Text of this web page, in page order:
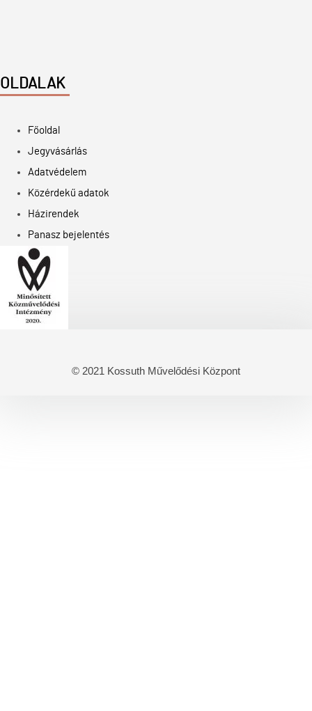
OLDALAK
Főoldal
Jegyvásárlás
Adatvédelem
Közérdekű adatok
Házirendek
Panasz bejelentés
© 2021 Kossuth Művelődési Központ